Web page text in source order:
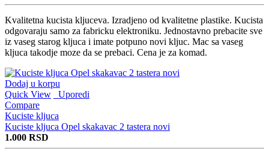
Kvalitetna kucista kljuceva. Izradjeno od kvalitetne plastike. Kucista
odgovaraju samo za fabricku elektroniku. Jednostavno prebacite sve
iz vaseg starog kljuca i imate potpuno novi kljuc. Mac sa vaseg
kljuca takodje moze da se prebaci. Cena je za komad.
Dodaj u korpu
Quick View
Uporedi
Compare
Kuciste kljuca
Kuciste kljuca Opel skakavac 2 tastera novi
1.000 RSD